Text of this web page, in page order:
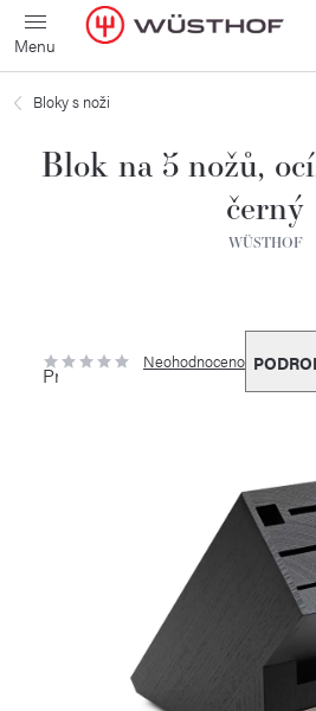
Přejít
na
obsah
Bloky s noži
Blok na 5 nožů,
černý
WÜSTHOF
Průměrné
hodnocení
Neohodnoceno